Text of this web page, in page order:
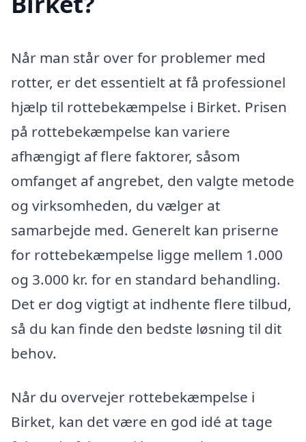
Når man står over for problemer med
rotter, er det essentielt at få professionel
hjælp til rottebekæmpelse i Birket. Prisen
på rottebekæmpelse kan variere
afhængigt af flere faktorer, såsom
omfanget af angrebet, den valgte metode
og virksomheden, du vælger at
samarbejde med. Generelt kan priserne
for rottebekæmpelse ligge mellem 1.000
og 3.000 kr. for en standard behandling.
Det er dog vigtigt at indhente flere tilbud,
så du kan finde den bedste løsning til dit
behov.
Når du overvejer rottebekæmpelse i
Birket, kan det være en god idé at tage